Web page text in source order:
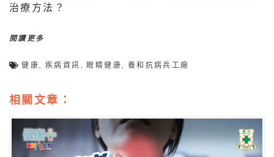
治療方法？
閱讀更多
健康 ,疾病資訊 眼睛健康 養和抗病兵工廠
相關文章：